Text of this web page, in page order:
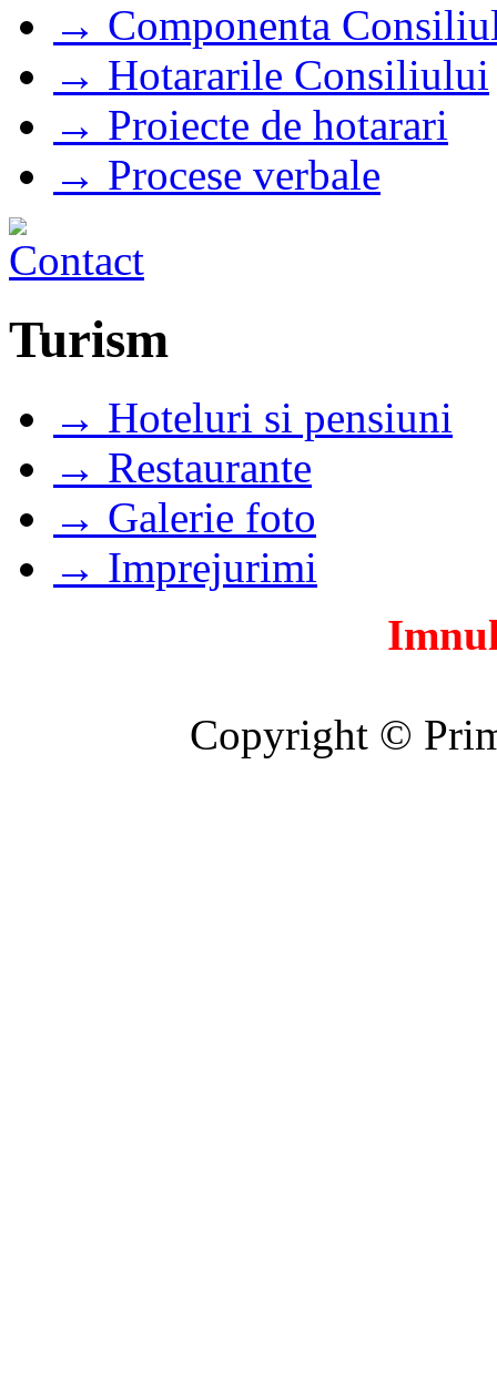
→ Componenta
→ Hotararile Consiliului
→ Proiecte de hotarari
→ Procese verbale
Turism
→ Hoteluri si pensiuni
→ Restaurante
→ Galerie foto
→ Imprejurimi
Copyright ©